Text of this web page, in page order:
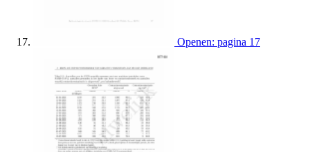
Openen: pagina 17